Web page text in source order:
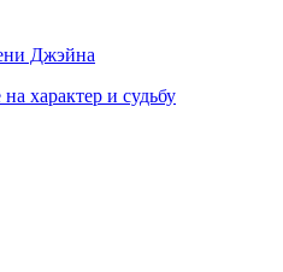
Джэйна
характер и судьбу